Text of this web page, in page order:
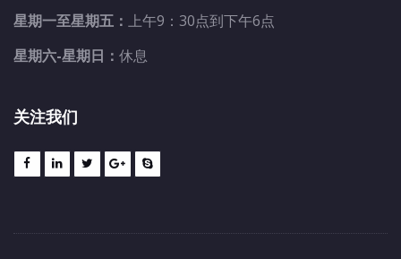
星期一至星期五： 上午9：30点到下午6点
星期六-星期日： 休息
关注我们